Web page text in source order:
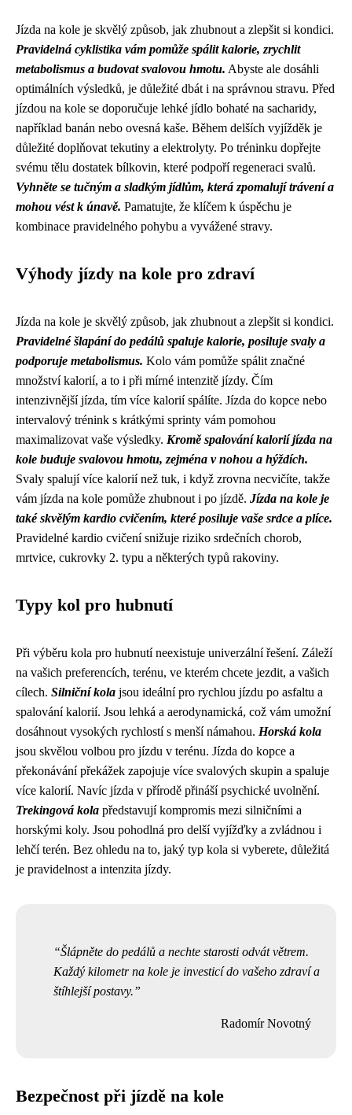
Jízda na kole je skvělý způsob, jak zhubnout a zlepšit si kondici.
Pravidelná cyklistika vám pomůže spálit kalorie, zrychlit
metabolismus a budovat svalovou hmotu. Abyste ale dosáhli
optimálních výsledků, je důležité dbát i na správnou stravu. Před
jízdou na kole se doporučuje lehké jídlo bohaté na sacharidy,
například banán nebo ovesná kaše. Během delších vyjížděk je
důležité doplňovat tekutiny a elektrolyty. Po tréninku dopřejte
svému tělu dostatek bílkovin, které podpoří regeneraci svalů.
Vyhněte se tučným a sladkým jídlům, která zpomalují trávení a
mohou vést k únavě. Pamatujte, že klíčem k úspěchu je
kombinace pravidelného pohybu a vyvážené stravy.
Výhody jízdy na kole pro zdraví
Jízda na kole je skvělý způsob, jak zhubnout a zlepšit si kondici.
Pravidelné šlapání do pedálů spaluje kalorie, posiluje svaly a
podporuje metabolismus. Kolo vám pomůže spálit značné
množství kalorií, a to i při mírné intenzitě jízdy. Čím
intenzivnější jízda, tím více kalorií spálíte. Jízda do kopce nebo
intervalový trénink s krátkými sprinty vám pomohou
maximalizovat vaše výsledky. Kromě spalování kalorií jízda na
kole buduje svalovou hmotu, zejména v nohou a hýždích.
Svaly spalují více kalorií než tuk, i když zrovna necvičíte, takže
vám jízda na kole pomůže zhubnout i po jízdě. Jízda na kole je
také skvělým kardio cvičením, které posiluje vaše srdce a plíce.
Pravidelné kardio cvičení snižuje riziko srdečních chorob,
mrtvice, cukrovky 2. typu a některých typů rakoviny.
Typy kol pro hubnutí
Při výběru kola pro hubnutí neexistuje univerzální řešení. Záleží
na vašich preferencích, terénu, ve kterém chcete jezdit, a vašich
cílech. Silniční kola jsou ideální pro rychlou jízdu po asfaltu a
spalování kalorií. Jsou lehká a aerodynamická, což vám umožní
dosáhnout vysokých rychlostí s menší námahou. Horská kola
jsou skvělou volbou pro jízdu v terénu. Jízda do kopce a
překonávání překážek zapojuje více svalových skupin a spaluje
více kalorií. Navíc jízda v přírodě přináší psychické uvolnění.
Trekingová kola představují kompromis mezi silničními a
horskými koly. Jsou pohodlná pro delší vyjížďky a zvládnou i
lehčí terén. Bez ohledu na to, jaký typ kola si vyberete, důležitá
je pravidelnost a intenzita jízdy.
Šlápněte do pedálů a nechte starosti odvát větrem.
Každý kilometr na kole je investicí do vašeho zdraví a
štíhlejší postavy.
Radomír Novotný
Bezpečnost při jízdě na kole